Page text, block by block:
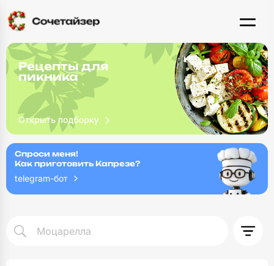
Рецепты для
пикника
Спроси меня!
Как приготовить Капрезе?
telegram-бот